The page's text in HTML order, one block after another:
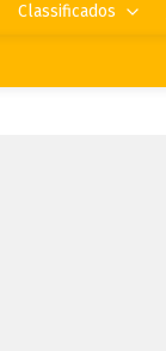
Classificados